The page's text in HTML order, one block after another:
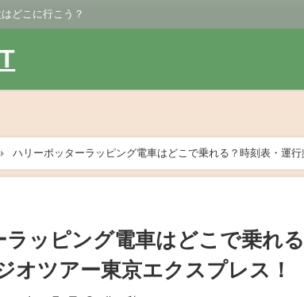
どこに行こう？
ハリーポッターラッピング電車はどこで乗れる？時刻表・運
ッピング電車はどこで乗れ
オツアー東京エクスプレス！